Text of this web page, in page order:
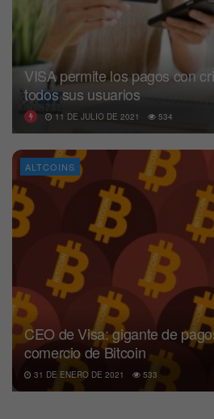
VISA permite los pagos con
todos sus usuarios
11 DE JULIO DE 2021 534
ALTCOINS
CEO de Visa: gigante de
comercio de Bitcoin
31 DE ENERO DE 2021 533